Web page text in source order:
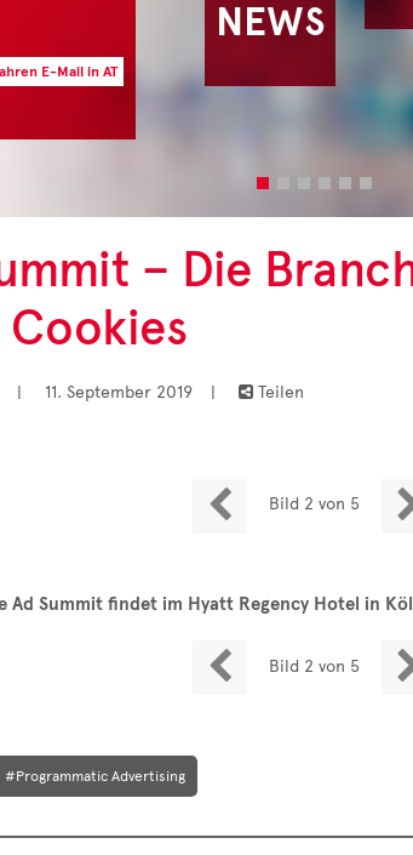
E-Mail in AT
– Die
| 11. September 2019 |  Teilen
 Bild 2 von 5
Ad Summit findet im Hyatt Regency Hotel in
 Bild 2 von 5
#Programmatic Advertising